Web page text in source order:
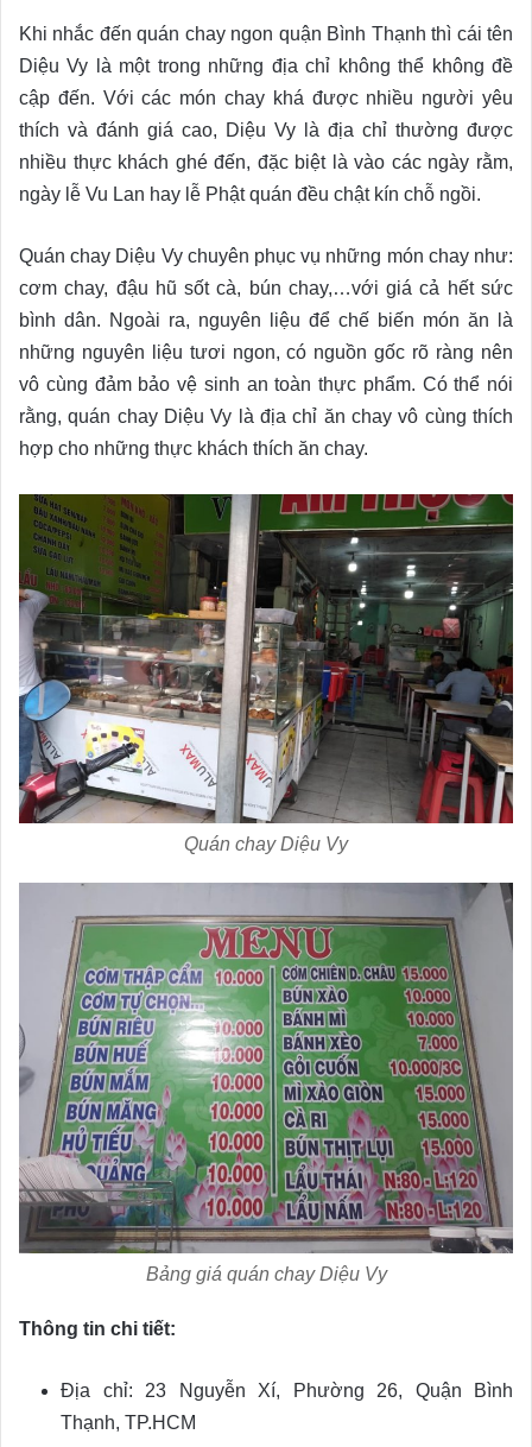
Khi nhắc đến quán chay ngon quận Bình Thạnh thì cái tên
Diệu Vy là một trong những địa chỉ không thể không đề
cập đến. Với các món chay khá được nhiều người yêu
thích và đánh giá cao, Diệu Vy là địa chỉ thường được
nhiều thực khách ghé đến, đặc biệt là vào các ngày rằm,
ngày lễ Vu Lan hay lễ Phật quán đều chật kín chỗ ngồi.
Quán chay Diệu Vy chuyên phục vụ những món chay như:
cơm chay, đậu hũ sốt cà, bún chay,…với giá cả hết sức
bình dân. Ngoài ra, nguyên liệu để chế biến món ăn là
những nguyên liệu tươi ngon, có nguồn gốc rõ ràng nên
vô cùng đảm bảo vệ sinh an toàn thực phẩm. Có thể nói
rằng, quán chay Diệu Vy là địa chỉ ăn chay vô cùng thích
hợp cho những thực khách thích ăn chay.
Quán chay Diệu Vy
Bảng giá quán chay Diệu Vy
Thông tin chi tiết:
Địa chỉ: 23 Nguyễn Xí, Phường 26, Quận Bình
Thạnh, TP.HCM